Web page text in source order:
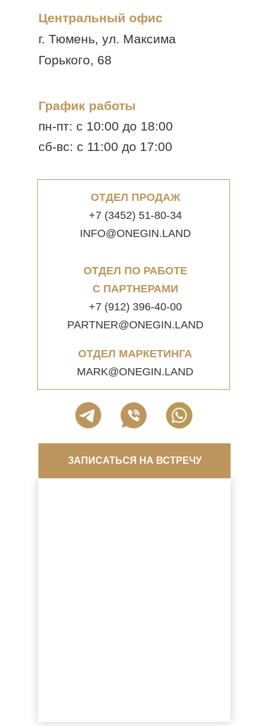
ОТДЕЛ ПРОДАЖ
+7 (3452) 51-80-34
INFO@ONEGIN.LAND
ОТДЕЛ ПО РАБОТЕ
С ПАРТНЕРАМИ
+7 (912) 396-40-00
PARTNER@ONEGIN.LAND
ОТДЕЛ МАРКЕТИНГА
MARK@ONEGIN.LAND
Центральный офис
г. Тюмень, ул. Максима
Горького, 68
ЗАПИСАТЬСЯ НА ВСТРЕЧУ
График работы
пн-пт: с 10:00 до 18:00
сб-вс: с 11:00 до 17:00